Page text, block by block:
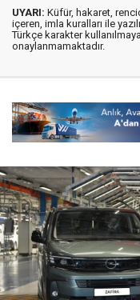
UYARI: Küfür, hakaret,
içeren, imla kuralları ile
Türkçe karakter
onaylanmamaktadır.